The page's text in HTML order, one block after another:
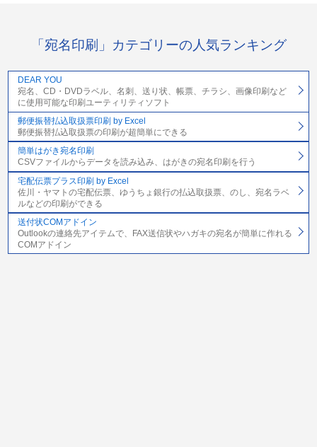
「宛名印刷」カテゴリーの人気ランキング
DEAR YOU
宛名、CD・DVDラベル、名刺、送り状、帳票、チラシ、画像印刷など
に使用可能な印刷ユーティリティソフト
郵便振替払込取扱票印刷 by Excel
郵便振替払込取扱票の印刷が超簡単にできる
簡単はがき宛名印刷
CSVファイルからデータを読み込み、はがきの宛名印刷を行う
宅配伝票プラス印刷 by Excel
佐川・ヤマトの宅配伝票、ゆうちょ銀行の払込取扱票、のし、宛名ラベ
ルなどの印刷ができる
送付状COMアドイン
Outlookの連絡先アイテムで、FAX送信状やハガキの宛名が簡単に作れる
COMアドイン